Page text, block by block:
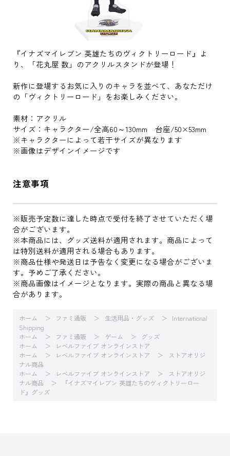
『イナズマイレブン 英雄たちのヴィクトリーロード』よ
り、「花丸屋 数」のアクリルスタンドが登場！
新作に登場するお気に入りのキャラを並べて、あなただけ
の「ヴィクトリーロード」をお楽しみください。
素材：アクリル
サイズ：キャラクター/全高60～130mm 台座/50×53mm
※キャラクターによって若干サイズが異なります
※画像はデザインイメージです
注意事項
※販売予定数に達した時点で受付を終了させていただく場
合がございます。
※本商品には、グッズ送料が適用されます。商品によって
は特別送料が適用される場合もあります。
※商品仕様や発送日は予告なく変更になる場合がございま
す。予めご了承ください。
※商品画像はイメージとなります。実際の商品と異なる場
合があります。
ホーム ファミ通販 生活用品・グッズ
International
Shipping
ホーム
ファミ通販 ゲーム
グッズ
ホーム
レベルファイブ オンラインストア
ホーム
レベルファイブ オンラインストア
ストアオリジ
ナル商品
ホーム
レベルファイブ オンラインストア
ストアオリジ
ナル商品
『イナズマイレブン 英雄たちのヴィクトリーロー
ド』グッズ